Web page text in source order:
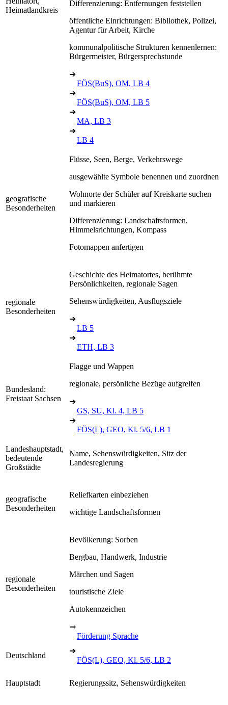
Heimatlandkreis
Differenzierung: Entfernungen feststellen
öffentliche Einrichtungen: Bibliothek, Polizei,
Agentur für Arbeit, Kirche
kommunalpolitische Strukturen kennenlernen:
Bürgermeister, Bürgersprechstunde
➔
FÖS(BuS), OM, LB 4
➔
FÖS(BuS), OM, LB 5
➔
MA, LB 3
➔
LB 4
geografische
Besonderheiten
Flüsse, Seen, Berge, Verkehrswege
ausgewählte Symbole benennen und zuordnen
Wohnorte der Schüler auf Kreiskarte suchen
und markieren
Differenzierung: Landschaftsformen,
Himmelsrichtungen, Kompass
Fotomappen anfertigen
regionale
Besonderheiten
Geschichte des Heimatortes, berühmte
Persönlichkeiten, regionale Sagen
Sehenswürdigkeiten, Ausflugsziele
➔
LB 5
➔
ETH, LB 3
Bundesland:
Freistaat Sachsen
Flagge und Wappen
regionale, persönliche Bezüge aufgreifen
➔
GS, SU, Kl. 4, LB 5
➔
FÖS(L), GEO, Kl. 5/6, LB 1
Landeshauptstadt,
bedeutende
Großstädte
Name, Sehenswürdigkeiten, Sitz der
Landesregierung
geografische
Besonderheiten
Reliefkarten einbeziehen
wichtige Landschaftsformen
regionale
Besonderheiten
Bevölkerung: Sorben
Bergbau, Handwerk, Industrie
Märchen und Sagen
touristische Ziele
Autokennzeichen
⇒
Förderung Sprache
Deutschland
➔
FÖS(L), GEO, Kl. 5/6, LB 2
Hauptstadt Regierungssitz, Sehenswürdigkeiten